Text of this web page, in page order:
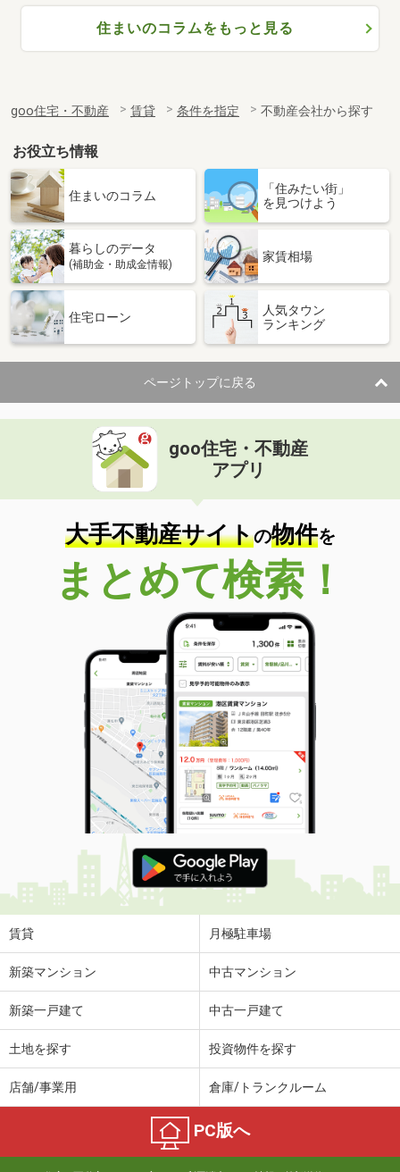
住まいのコラムをもっと見る
goo住宅・不動産 賃貸 条件を指定 不動産会社から探す
お役立ち情報
住まいのコラム
「住みたい街」
を見つけよう
暮らしのデータ
(補助金・助成金情報)
家賃相場
住宅ローン
人気タウン
ランキング
ページトップに戻る
goo住宅・不動産
アプリ
大手不動産サイトの物件を
まとめて検索！
賃貸 月極駐車場
新築マンション 中古マンション
新築一戸建て 中古一戸建て
土地を探す 投資物件を探す
店舗/事業用 倉庫/トランクルーム
PC版へ